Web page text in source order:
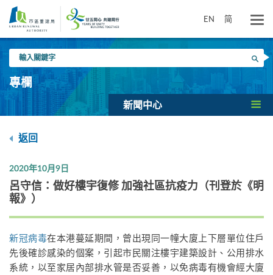
要
EN 简
入
關
鍵
搜尋
專欄
新聞中心
返回
2020年10月9日
呂守信：做好樓宇復修 加強社區抗疫力（刊登於《明
報》）
新冠病毒在本港蔓延期間，曾出現同一幢大廈上下層單位住戶
先後確診感染的個案，引起市民關注樓宇建築設計、公用排水
系統，以至家居內部排水管是否妥善，以免病毒有機會經大廈